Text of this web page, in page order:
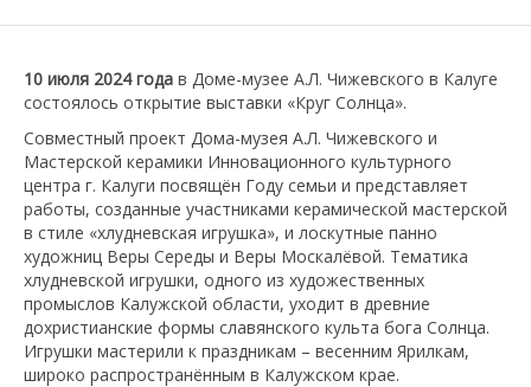
10 июля 2024 года в Доме-музее А.Л. Чижевского в Калуге
состоялось открытие выставки «Круг Солнца».
Совместный проект Дома-музея А.Л. Чижевского и
Мастерской керамики Инновационного культурного
центра г. Калуги посвящён Году семьи и представляет
работы, созданные участниками керамической мастерской
в стиле «хлудневская игрушка», и лоскутные панно
художниц Веры Середы и Веры Москалёвой. Тематика
хлудневской игрушки, одного из художественных
промыслов Калужской области, уходит в древние
дохристианские формы славянского культа бога Солнца.
Игрушки мастерили к праздникам – весенним Ярилкам,
широко распространённым в Калужском крае.